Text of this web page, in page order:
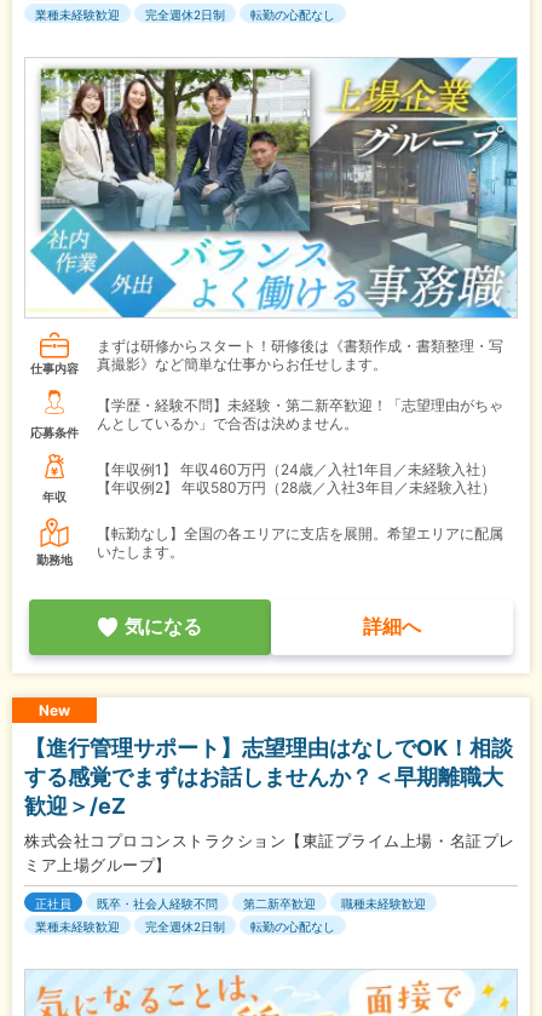
業種未経験歓迎
完全週休2日制 転勤の心配なし
仕事内容
まずは研修からスタート！研修後は《書類作成・書類整理・写
真撮影》など簡単な仕事からお任せします。
応募条件
【学歴・経験不問】未経験・第二新卒歓迎！「志望理由がちゃ
んとしているか」で合否は決めません。
年収
【年収例1】
年収460万円（24歳／入社1年目／未経験入社）
【年収例2】
年収580万円（28歳／入社3年目／未経験入社）
勤務地
【転勤なし】全国の各エリアに支店を展開。希望エリアに配属
いたします。
気になる 詳細へ
New
【進行管理サポート】志望理由はなしでOK！相談
する感覚でまずはお話しませんか？＜早期離職大
歓迎＞/eZ
株式会社コプロコンストラクション【東証プライム上場・名証プレ
ミア上場グループ】
正社員 既卒・社会人経験不問 第二新卒歓迎
職種未経験歓迎
業種未経験歓迎
完全週休2日制 転勤の心配なし